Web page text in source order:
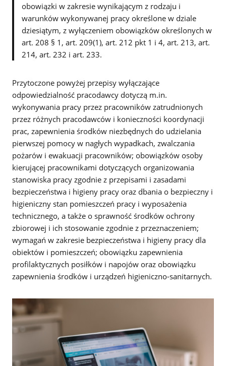
obowiązki w zakresie wynikającym z rodzaju i
warunków wykonywanej pracy określone w dziale
dziesiątym, z wyłączeniem obowiązków określonych w
art. 208 § 1, art. 209(1), art. 212 pkt 1 i 4, art. 213, art.
214, art. 232 i art. 233.
Przytoczone powyżej przepisy wyłączające
odpowiedzialność pracodawcy dotyczą m.in.
wykonywania pracy przez pracowników zatrudnionych
przez różnych pracodawców i konieczności koordynacji
prac, zapewnienia środków niezbędnych do udzielania
pierwszej pomocy w nagłych wypadkach, zwalczania
pożarów i ewakuacji pracowników; obowiązków osoby
kierującej pracownikami dotyczących organizowania
stanowiska pracy zgodnie z przepisami i zasadami
bezpieczeństwa i higieny pracy oraz dbania o bezpieczny i
higieniczny stan pomieszczeń pracy i wyposażenia
technicznego, a także o sprawność środków ochrony
zbiorowej i ich stosowanie zgodnie z przeznaczeniem;
wymagań w zakresie bezpieczeństwa i higieny pracy dla
obiektów i pomieszczeń; obowiązku zapewnienia
profilaktycznych posiłków i napojów oraz obowiązku
zapewnienia środków i urządzeń higieniczno-sanitarnych.